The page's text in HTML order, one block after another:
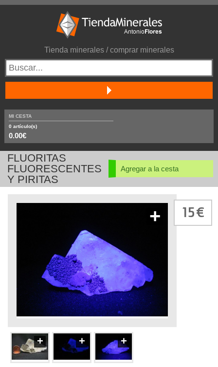
Tienda minerales / comprar minerales
MI CESTA
0 artículo(s)
0.00€
FLUORITAS
FLUORESCENTES
Y PIRITAS
Agregar a la cesta
+
+ + +
15